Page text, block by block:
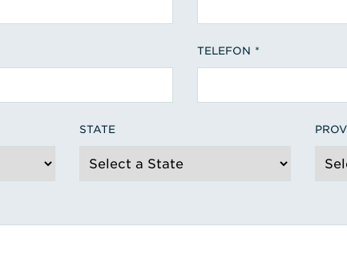
TELEFON
STATE